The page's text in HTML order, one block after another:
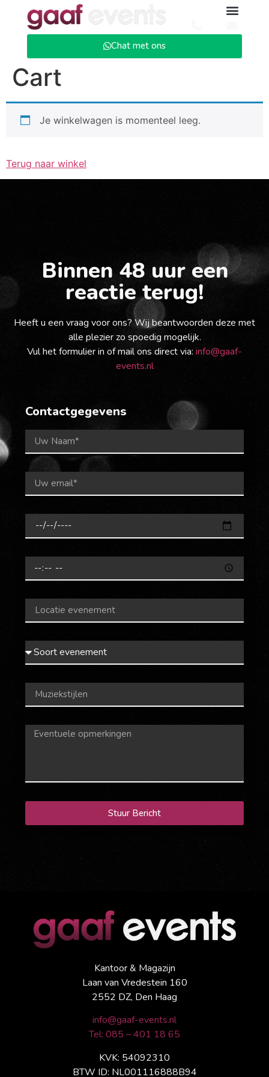
Chat met ons
Cart
Je winkelwagen is momenteel leeg.
Terug naar winkel
Binnen 48 uur een
reactie terug!
Heeft u een vraag voor ons? Wij beantwoorden deze met
alle plezier zo spoedig mogelijk.
Vul het formulier in of mail ons direct via: info@gaaf-
events.nl
Contactgegevens
Stuur Bericht
Kantoor & Magazijn
Laan van Vredestein 160
2552 DZ, Den Haag
info@gaaf-events.nl
Tel: 085 – 401 18 65
KVK: 54092310
BTW ID: NL001116888B94